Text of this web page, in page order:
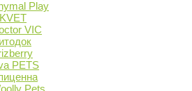
Play
VIC
PETS
Pets